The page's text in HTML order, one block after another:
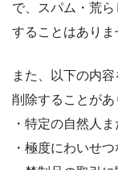
で、スパム・荒
することはありま
また、以下の内
削除することがあ
・特定の自然人
・極度にわいせ